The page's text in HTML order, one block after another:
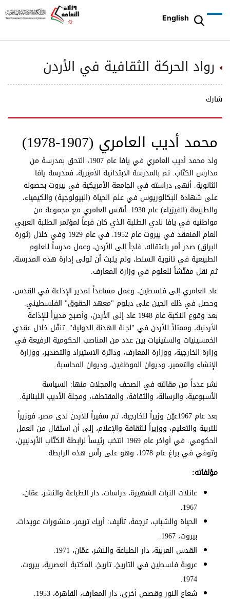
English
رواد الحركة الثقافية في الأردن
شارك
محمد أديب العامري (1907-1978)
ولد محمد أديب العامري في يافا عام 1907، التحق بمدرسة من
مدارس الكتّاب. ثم بالمدرسة الابتدائية الأميرية، فمدرسة يافا
الثانوية. أنهى دراسته في الجامعة الأمريكية في بيروت بحصوله
على شهادة البكالوريوس في علم الحياة (البيولوجية) والكيمياء،
والطبيعة (الفيزياء) عام 1930. أسّس العامري مع مجموعة من
مواطنيه في يافا نادي الطلبة الذي كان فرعاً لمؤتمر الطلبة العربي
العام المنعقد في بيروت عام 1952. في عام 1929 وفي خلال (ثورة
البراق) صدر أمر باعتقاله، فلجأ إلى الأردن، وعمل مدرساً للعلوم
الطبيعية في ثانوية السلط، ولم يلبث أن تولى إدارة هذه المدرسة،
ثم نقل مفتّشاً للعلوم في وزارة المعارف.
عاد العامري إلى فلسطين، وعمل مساعداً لمدير الإذاعة في القدس،
وحصل في ذلك الحين على دبلوم "معهد الحقوق" الفلسطيني.
بعد وقوع النكبة عام 1948 عاد إلى الأردن، وأصبح مديراً للإذاعة
الأردنية، وممثلاً للأردن في "لجنة الهدنة الدولية". تنقّل خلال عقدي
الخمسينيات والستينيات بين عدد من المناصب الحكومية الرفيعة في
وزارة الخارجية، ووزارة المعارف، ودائرة الاستيراد والتصدير، ووزارة
الإنشاء والتعمير، وديوان الموظفين، وديوان المحاسبة.
نشر عدداً من مقالته في الصحف والمجلات منها: السياسة
الأسبوعية، والرسالة، والثقافة، والمقتطف، ومجلة الأديب اللبنانية.
بعد عام 1967عيّن وزيراً للخارجية، ثم سفيراً للأردن لدى مصر، فوزيراً
للتربية والتعليم، ووزيراً للثقافة والإعلام، إلى أن استقال من العمل
الحكومي. في أواخر عام 1969 انتخب رئيساً لرابطة الكتّاب الأردنيين،
وتوفي في براغ عام 1978، وهو على رأس هذه الرابطة.
مؤلفاته:
عائلات النبات الشهيرة، دراسات، دار الطباعة والنشر، عمّان،
1967.
الحياة والشباب، ترجمة، تأليف: أريك تريمر، منشورات عويدات،
بيروت، 1967.
القدس العربية، دار الطباعة والنشر، عمّان، 1971.
عروبة فلسطين في التاريخ، تاريخ، المكتبة العصرية، بيروت،
1974.
شعاع النور وقصص أخرى، دار المعارف، القاهرة، 1953.